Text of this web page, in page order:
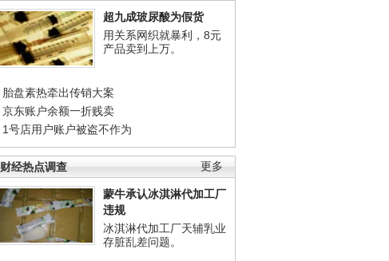
超九成玻尿酸为假货
用关系网织就暴利，8元
产品卖到上万。
胎盘素热牵出传销大案
京东账户余额一折贱卖
1号店用户账户被盗不作为
更多
财经热点调查
蒙牛承认冰淇淋代加工厂
违规
冰淇淋代加工厂天辅乳业
存脏乱差问题。